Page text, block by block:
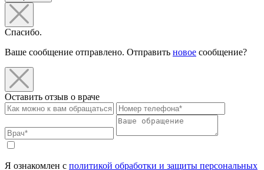
Спасибо.
Ваше сообщение отправлено. Отправить новое сообщение?
Оставить отзыв о враче
Я ознакомлен с политикой обработки и защиты персональных